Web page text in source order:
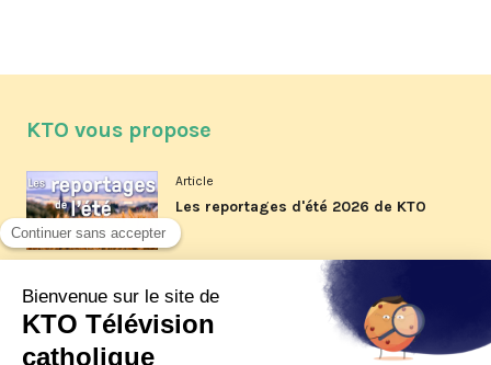
KTO vous propose
Article
Les reportages d'été 2026 de KTO
La visite pastorale du pape Léon
XIV à Assise à suivre sur KTO le
jeudi 6 août